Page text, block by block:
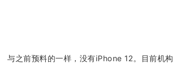
与之前预料的一样，没有iPhone 12。目前机